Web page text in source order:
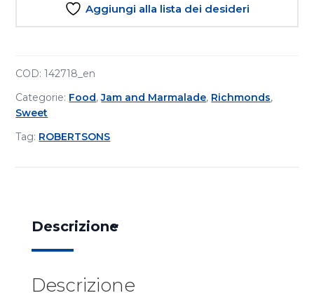
Aggiungi alla lista dei desideri
COD:142718_en
Categorie: Food,Jam and Marmalade, Richmonds,
Sweet
Tag: ROBERTSONS
Descrizione
Descrizione